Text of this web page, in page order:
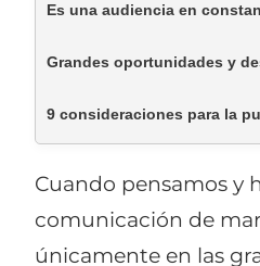
Es una audiencia en
Grandes oportunidades y
9 consideraciones para la
Cuando pensamos y
comunicación de
únicamente en las